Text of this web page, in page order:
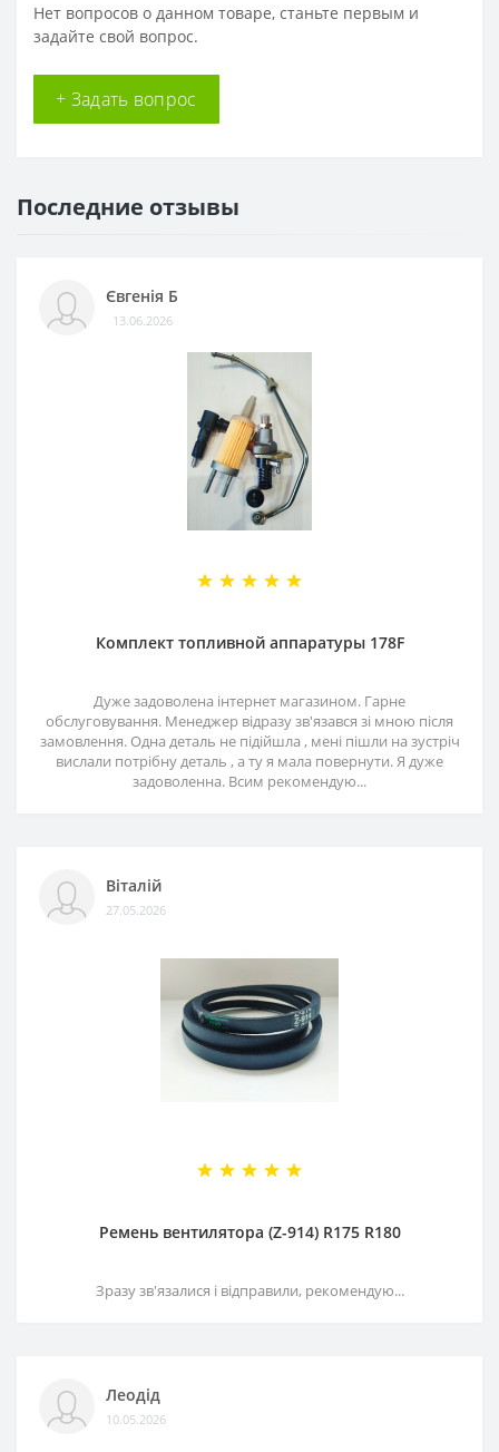
Нет вопросов о данном товаре, станьте первым и
задайте свой вопрос.
+ Задать вопрос
Последние отзывы
Євгенія Б
13.06.2026
Комплект топливной аппаратуры 178F
Дуже задоволена інтернет магазином. Гарне
обслуговування. Менеджер відразу зв'язався зі мною після
замовлення. Одна деталь не підійшла , мені пішли на зустріч
вислали потрібну деталь , а ту я мала повернути. Я дуже
задоволенна. Всим рекомендую...
Віталій
27.05.2026
Ремень вентилятора (Z-914) R175 R180
Зразу зв'язалися і відправили, рекомендую...
Леодід
10.05.2026